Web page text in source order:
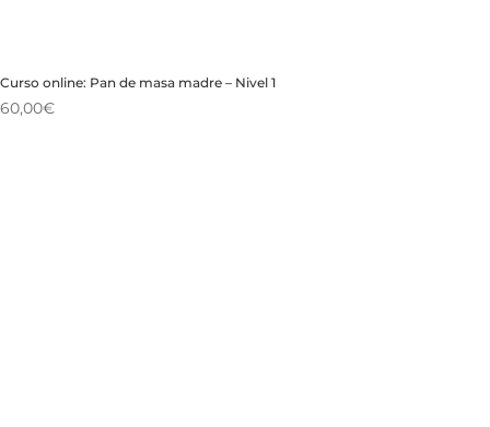
Curso online: Pan de masa madre – Nivel 1
60,00€